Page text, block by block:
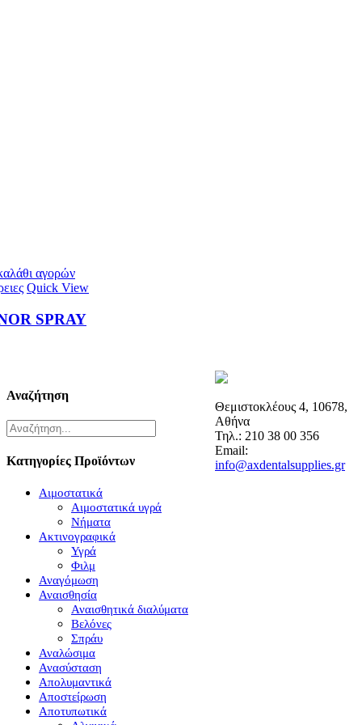
αγορών
Quick View
SPRAY
Αναζήτηση
Κατηγορίες Προϊόντων
Αιμοστατικά
Αιμοστατικά υγρά
Νήματα
Ακτινογραφικά
Υγρά
Φιλμ
Αναγόμωση
Αναισθησία
Αναισθητικά διαλύματα
Βελόνες
Σπράυ
Αναλώσιμα
Ανασύσταση
Απολυμαντικά
Αποστείρωση
Αποτυπωτικά
Θεμιστοκλέους 4, 10678,
Αθήνα
Τηλ.: 210 38 00 356
Email:
info@axdentalsupplies.gr